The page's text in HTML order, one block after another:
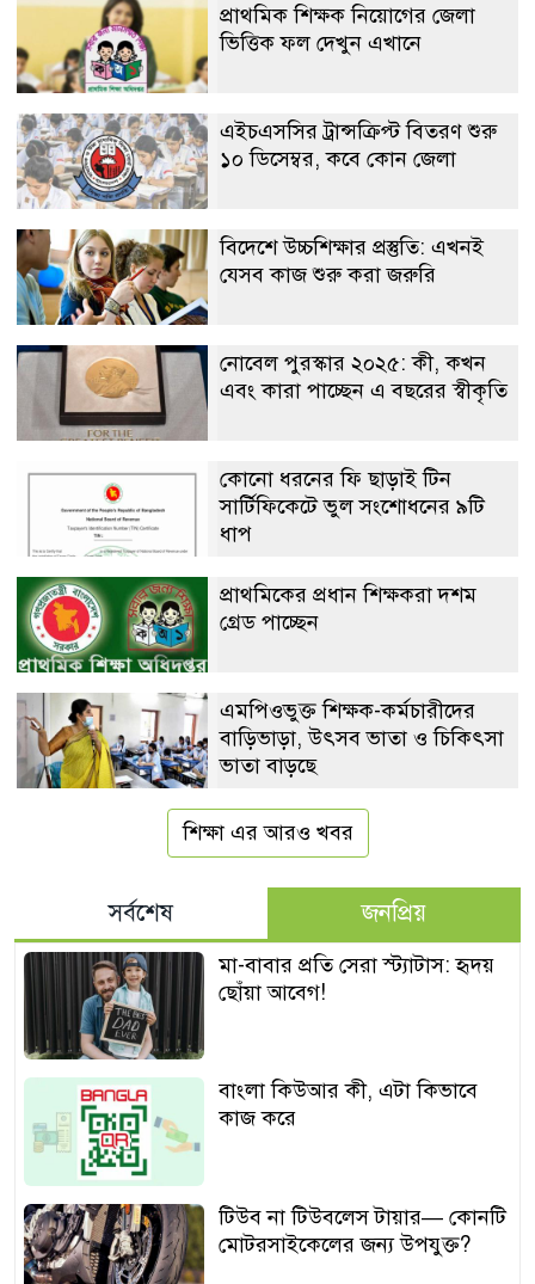
প্রাথমিক শিক্ষক নিয়োগের জেলা
ভিত্তিক ফল দেখুন এখানে
এইচএসসির ট্রান্সক্রিপ্ট বিতরণ শুরু
১০ ডিসেম্বর, কবে কোন জেলা
বিদেশে উচ্চশিক্ষার প্রস্তুতি: এখনই
যেসব কাজ শুরু করা জরুরি
নোবেল পুরস্কার ২০২৫: কী, কখন
এবং কারা পাচ্ছেন এ বছরের স্বীকৃতি
কোনো ধরনের ফি ছাড়াই টিন
সার্টিফিকেটে ভুল সংশোধনের ৯টি
ধাপ
প্রাথমিকের প্রধান শিক্ষকরা দশম
গ্রেড পাচ্ছেন
এমপিওভুক্ত শিক্ষক-কর্মচারীদের
বাড়িভাড়া, উৎসব ভাতা ও চিকিৎসা
ভাতা বাড়ছে
শিক্ষা এর আরও খবর
সর্বশেষ জনপ্রিয়
মা-বাবার প্রতি সেরা স্ট্যাটাস: হৃদয়
ছোঁয়া আবেগ!
বাংলা কিউআর কী, এটা কিভাবে
কাজ করে
টিউব না টিউবলেস টায়ার— কোনটি
মোটরসাইকেলের জন্য উপযুক্ত?